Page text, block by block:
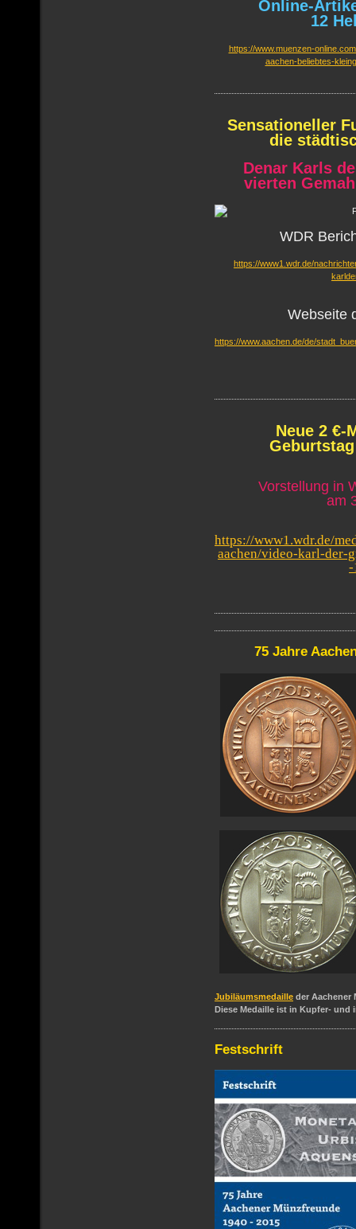
Online-
12
https://www.muenzen-
aachen-beliebtes-
Sensationeller
die
Denar Karls
vierten
WDR
https://www1.wdr.de/
Webseite
https://www.aachen.de/de/
Neue 2 €-
Vorstellung in
am
https://www1.wdr.de/
aachen/video-karl-der-
-
75 Jahre
Jubiläumsmedaille der Aachener
Diese Medaille ist in Kupfer- und
Festschrift